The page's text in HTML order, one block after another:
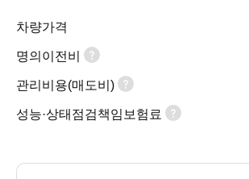
차량가격
명의이전비
관리비용(매도비)
성능·상태점검책임보험료